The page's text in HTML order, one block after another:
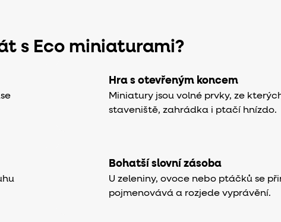
s Eco miniaturami?
Hra s otevřeným koncem
Miniatury jsou volné prvky, ze
staveniště, zahrádka i ptačí hnízdo.
Bohatší slovní zásoba
U zeleniny, ovoce nebo ptáčků se
pojmenovává a rozjede vyprávění.